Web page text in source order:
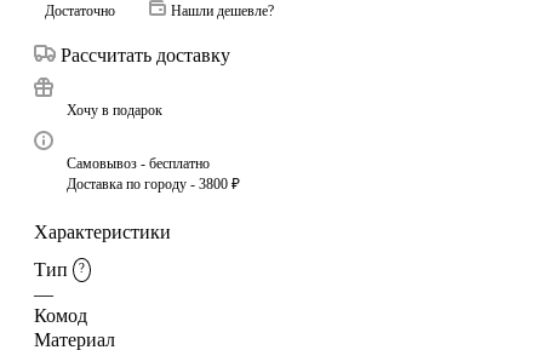
Достаточно Нашли дешевле?
Рассчитать доставку
Хочу в подарок
Самовывоз - бесплатно
Доставка по городу - 3800 ₽
Характеристики
Тип
?
—
Комод
Материал